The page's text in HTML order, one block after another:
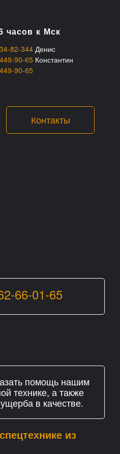
часов к Мск
82-344Денис
90-65 Константин
90-65
Контакты
66-01-65
помощь нашим
технике, а также
в качестве.
из